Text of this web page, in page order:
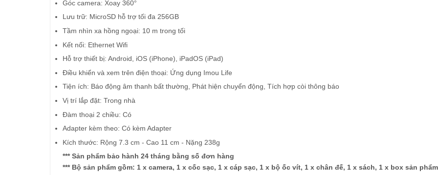
Góc camera: Xoay 360°
Lưu trữ: MicroSD hỗ trợ tối đa 256GB
Tầm nhìn xa hồng ngoại: 10 m trong tối
Kết nối: Ethernet Wifi
Hỗ trợ thiết bị: Android, iOS (iPhone), iPadOS (iPad)
Điều khiển và xem trên điện thoại: Ứng dụng Imou Life
Tiện ích: Báo động âm thanh bất thường, Phát hiện chuyển động, Tích hợp còi thông báo
Vị trí lắp đặt: Trong nhà
Đàm thoại 2 chiều: Có
Adapter kèm theo: Có kèm Adapter
Kích thước: Rộng 7.3 cm - Cao 11 cm - Nặng 238g
*** Sản phẩm bảo hành 24 tháng bằng số đơn hàng
*** Bộ sản phẩm gồm: 1 x camera, 1 x cốc sạc, 1 x cáp sạc, 1 x bộ ốc vít, 1 x chân đế, 1 x sách, 1 x box sản phẩm